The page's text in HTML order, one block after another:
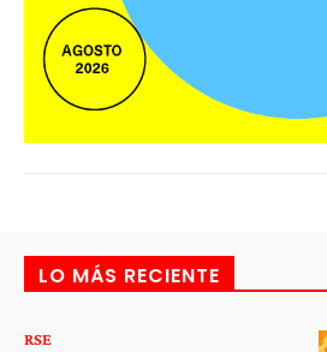
LO MÁS RECIENTE
RSE